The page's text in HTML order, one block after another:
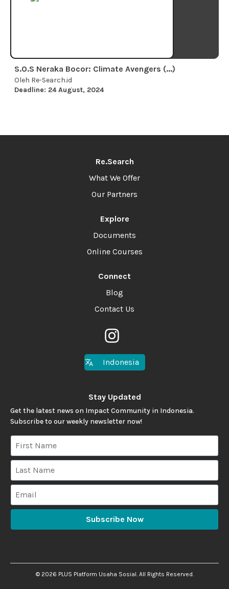
S.O.S Neraka Bocor: Climate Avengers (...)
Oleh Re-Search.id
Deadline: 24 August, 2024
Re.Search
What We Offer
Our Partners
Explore
Documents
Online Courses
Connect
Blog
Contact Us
Indonesia
Stay Updated
Get the latest news on Impact Community in Indonesia.
Subscribe to our weekly newsletter now!
Subscribe Now
© 2026 PLUS Platform Usaha Sosial. All Rights Reserved.